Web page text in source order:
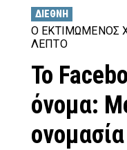
ΔΙΕΘΝΉ
Ο ΕΚΤΙΜΏΜΕΝΟΣ
ΛΕΠΤΌ
Το
όνομα:
ονομασία